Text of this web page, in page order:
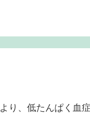
り、低たんぱく血